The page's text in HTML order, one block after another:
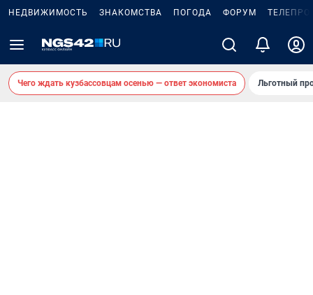
НЕДВИЖИМОСТЬ ЗНАКОМСТВА ПОГОДА ФОРУМ
Чего ждать кузбассовцам осенью — ответ экономиста Льготный